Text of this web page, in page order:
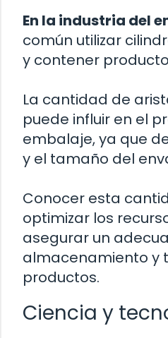
En la industria del
común utilizar
y contener
La cantidad de
puede influir en el
embalaje, ya que
y el tamaño del
Conocer esta
optimizar los
asegurar un
almacenamiento y
productos.
Ciencia y